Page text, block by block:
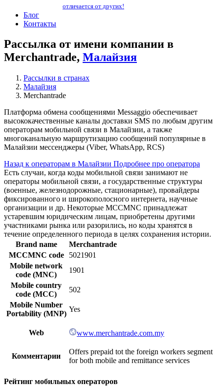
отличается от других!
Блог
Контакты
Рассылка от имени компании в
Merchantrade, Малайзия
Рассылки в странах
Малайзия
Merchantrade
Платформа обмена сообщениями Messaggio обеспечивает
высококачественные каналы доставки SMS по любым другим
операторам мобильной связи в Малайзии, а также
многоканальную маршрутизацию сообщений популярные в
Малайзии мессенджеры (Viber, WhatsApp, RCS)
Назад к операторам в Малайзии Подробнее про оператора
Есть случаи, когда коды мобильной связи занимают не
операторы мобильной связи, а государственные структуры
(военные, железнодорожные, стационарные), провайдеры
фиксированного и широкополосного интернета, научные
организации и др. Некоторые MCCMNC принадлежат
устаревшим юридическим лицам, приобретены другими
участниками рынка или разорились, но коды хранятся в
течение определенного периода в целях сохранения истории.
Brand name
Merchantrade
MCCMNC code
5021901
Mobile network
code (MNC)
1901
Mobile country
code (MCC)
502
Mobile Number
Portability (MNP)
Yes
Web www.merchantrade.com.my
Комментарии
Offers prepaid tot the foreign workers segment
for both mobile and remittance services
Рейтинг мобильных операторов